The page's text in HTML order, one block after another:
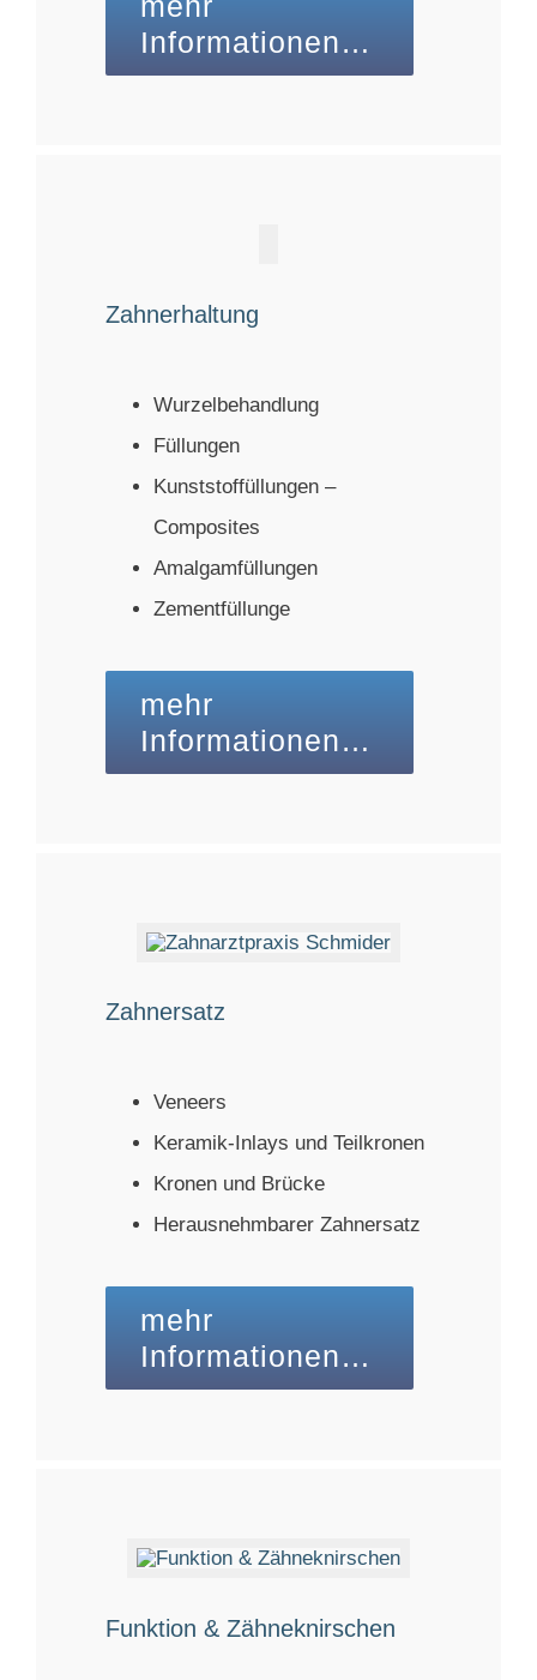
Informationen…
Zahnerhaltung
Wurzelbehandlung
Füllungen
Kunststoffüllungen –
Composites
Amalgamfüllungen
Zementfüllunge
mehr
Informationen…
Zahnersatz
Veneers
Keramik-Inlays und Teilkronen
Kronen und Brücke
Herausnehmbarer Zahnersatz
mehr
Informationen…
Funktion & Zähneknirschen